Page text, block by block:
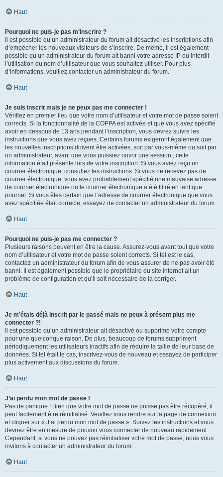
Haut
Pourquoi ne puis-je pas m’inscrire ?
Il est possible qu’un administrateur du forum ait désactivé les inscriptions afin
d’empêcher les nouveaux visiteurs de s’inscrire. De même, il est également
possible qu’un administrateur du forum ait banni votre adresse IP ou interdit
l’utilisation du nom d’utilisateur que vous souhaitez utiliser. Pour plus
d’informations, veuillez contacter un administrateur du forum.
Haut
Je suis inscrit mais je ne peux pas me connecter !
Vérifiez en premier lieu que votre nom d’utilisateur et votre mot de passe soient
corrects. Si la fonctionnalité de la COPPA est activée et que vous avez spécifié
avoir en dessous de 13 ans pendant l’inscription, vous devrez suivre les
instructions que vous avez reçues. Certains forums exigeront également que
les nouvelles inscriptions doivent être activées, soit par vous-même ou soit par
un administrateur, avant que vous puissiez ouvrir une session ; cette
information était présente lors de votre inscription. Si vous aviez reçu un
courrier électronique, consultez les instructions. Si vous ne recevez pas de
courrier électronique, vous avez probablement spécifié une mauvaise adresse
de courrier électronique ou le courrier électronique a été filtré en tant que
pourriel. Si vous êtes certain que l’adresse de courrier électronique que vous
avez spécifiée était correcte, essayez de contacter un administrateur du forum.
Haut
Pourquoi ne puis-je pas me connecter ?
Plusieurs raisons peuvent en être la cause. Assurez-vous avant tout que votre
nom d’utilisateur et votre mot de passe soient corrects. Si tel est le cas,
contactez un administrateur du forum afin de vous assurer de ne pas avoir été
banni. Il est également possible que le propriétaire du site internet ait un
problème de configuration et qu’il soit nécessaire de la corriger.
Haut
Je m’étais déjà inscrit par le passé mais ne peux à présent plus me
connecter ?!
Il est possible qu’un administrateur ait désactivé ou supprimé votre compte
pour une quelconque raison. De plus, beaucoup de forums suppriment
périodiquement les utilisateurs inactifs afin de réduire la taille de leur base de
données. Si tel était le cas, inscrivez-vous de nouveau et essayez de participer
plus activement aux discussions du forum.
Haut
J’ai perdu mon mot de passe !
Pas de panique ! Bien que votre mot de passe ne puisse pas être récupéré, il
peut facilement être réinitialisé. Veuillez vous rendre sur la page de connexion
et cliquer sur « J’ai perdu mon mot de passe ». Suivez les instructions et vous
devriez être en mesure de pouvoir vous connecter de nouveau rapidement.
Cependant, si vous ne pouvez pas réinitialiser votre mot de passe, nous vous
invitons à contacter un administrateur du forum.
Haut